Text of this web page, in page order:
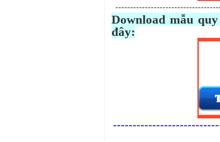
Download mẫu
đây: